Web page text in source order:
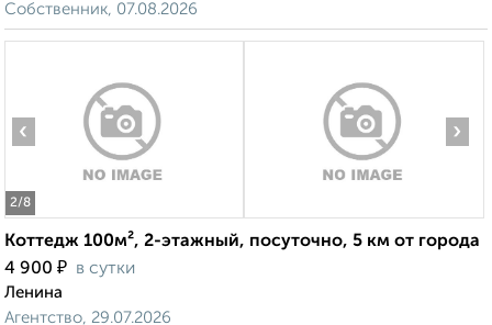
Собственник, 07.08.2026
2/8
‹ ›
Коттедж 100м², 2-этажный, посуточно, 5 км от города
4 900 ₽ в сутки
Ленина
Агентство, 29.07.2026